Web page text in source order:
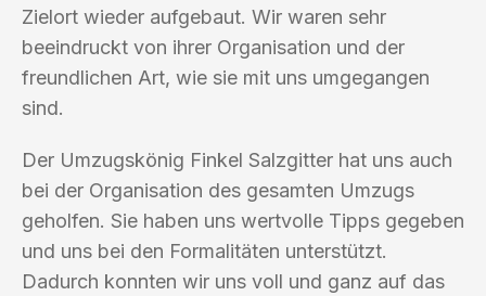
Zielort wieder aufgebaut. Wir waren sehr
beeindruckt von ihrer Organisation und der
freundlichen Art, wie sie mit uns umgegangen
sind.
Der Umzugskönig Finkel Salzgitter hat uns auch
bei der Organisation des gesamten Umzugs
geholfen. Sie haben uns wertvolle Tipps gegeben
und uns bei den Formalitäten unterstützt.
Dadurch konnten wir uns voll und ganz auf das